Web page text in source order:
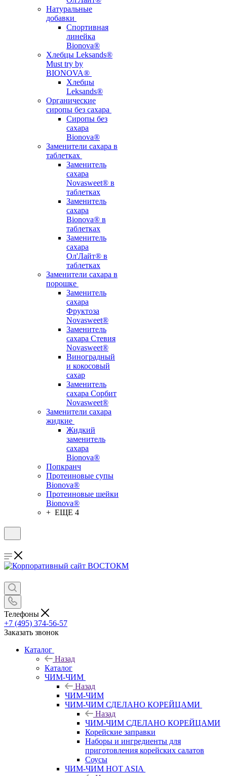
Натуральные
добавки
Спортивная
линейка
Bionova®
Хлебцы Leksands®
Must try by
BIONOVA®
Хлебцы
Leksands®
Органические
сиропы без сахара
Сиропы без
сахара
Bionova®
Заменители сахара в
таблетках
Заменитель
сахара
Novasweet® в
таблетках
Заменитель
сахара
Bionova® в
таблетках
Заменитель
сахара
Ол'Лайт® в
таблетках
Заменители сахара в
порошке
Заменитель
сахара
Фруктоза
Novasweet®
Заменитель
сахара Стевия
Novasweet®
Виноградный
и кокосовый
сахар
Заменитель
сахара Сорбит
Novasweet®
Заменители сахара
жидкие
Жидкий
заменитель
сахара
Bionova®
Попкранч
Протеиновые супы
Bionova®
Протеиновые шейки
Bionova®
+ ЕЩЕ 4
Телефоны
+7 (495) 374-56-57
Заказать звонок
Каталог
Назад
Каталог
ЧИМ-ЧИМ
Назад
ЧИМ-ЧИМ
ЧИМ-ЧИМ СДЕЛАНО КОРЕЙЦАМИ
Назад
ЧИМ-ЧИМ СДЕЛАНО КОРЕЙЦАМИ
Корейские заправки
Наборы и ингредиенты для
приготовления корейских салатов
Соусы
ЧИМ-ЧИМ HOT ASIA